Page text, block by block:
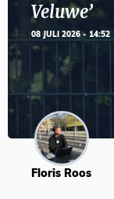
Veluwe’
08 JULI 2026 - 14:52
Floris Roos